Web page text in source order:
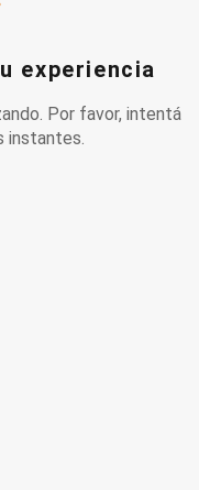
experiencia
Por favor, intentá
instantes.